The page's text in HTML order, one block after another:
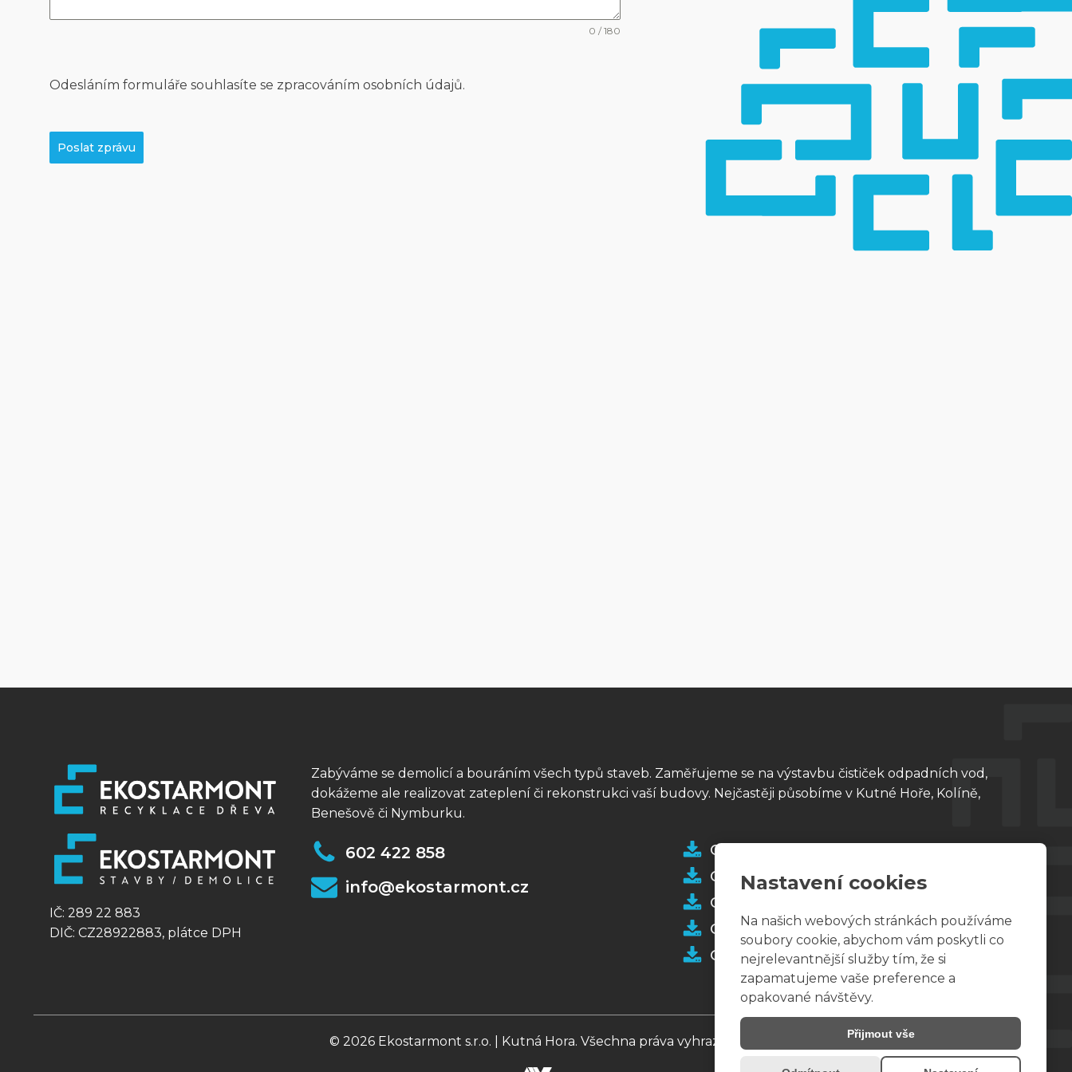
0 / 180
Odesláním formuláře souhlasíte se zpracováním osobních údajů.
Poslat zprávu
IČ: 289 22 883
DIČ: CZ28922883, plátce DPH
Zabýváme se demolicí a bouráním všech typů staveb. Zaměřujeme se na výstavbu čističek odpadních vod,
dokážeme ale realizovat zateplení či rekonstrukci vaší budovy. Nejčastěji působíme v Kutné Hoře, Kolíně,
Benešově či Nymburku.
602 422 858
info@ekostarmont.cz
Certifikát - DEKTRADE
Certifikát - WINDOW HOLDING
Certifikát - Zelená úsporám
Certifikát udržitelnosti SURE EU (RED 2)
GDPR
© 2026 Ekostarmont s.r.o. | Kutná Hora. Všechna práva vyhrazena
Nastavení cookies
Na našich webových stránkách používáme
soubory cookie, abychom vám poskytli co
nejrelevantnější služby tím, že si
zapamatujeme vaše preference a
opakované návštěvy.
Přijmout vše